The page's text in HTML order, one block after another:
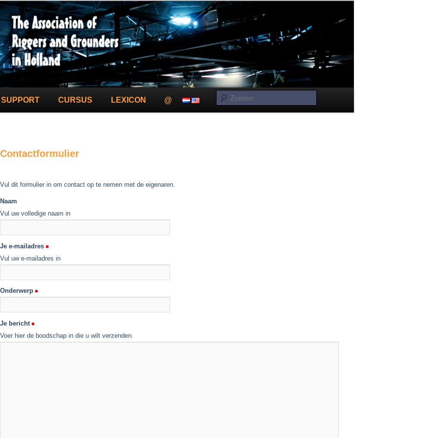
in Holland!
SUPPORT CURSUS LEXICON @
Contactformulier
Vul dit formulier in om contact op te nemen met de eigenaren.
Naam
Vul uw volledige naam in
Je e-mailadres
Vul uw e-mailadres in
Onderwerp
Je bericht
Voer hier de boodschap in die u wilt verzenden.